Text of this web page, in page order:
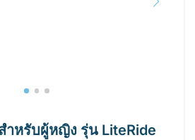
ำหรับผู้หญิง รุ่น LiteRide